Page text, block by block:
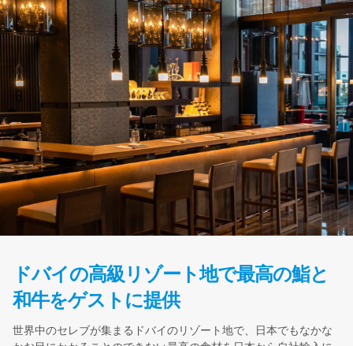
ドバイの高級リゾート地で最高の鮨と
和牛をゲストに提供
世界中のセレブが集まるドバイのリゾート地で、日本でもなかな